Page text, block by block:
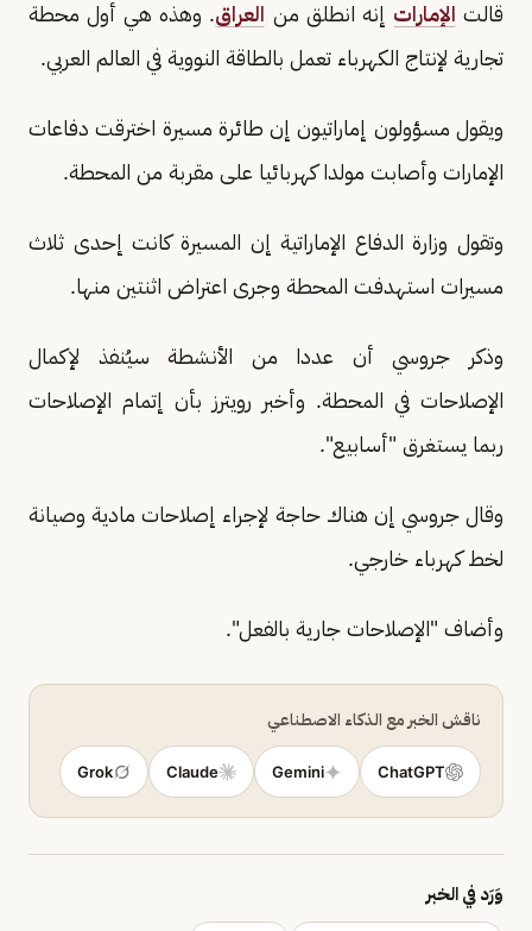
قالت الإمارات إنه انطلق من العراق. وهذه هي أول محطة
تجارية لإنتاج الكهرباء تعمل بالطاقة النووية في العالم العربي.
ويقول مسؤولون إماراتيون إن طائرة مسيرة اخترقت دفاعات
الإمارات وأصابت مولدا كهربائيا على مقربة من المحطة.
وتقول وزارة الدفاع الإماراتية إن المسيرة كانت إحدى ثلاث
مسيرات استهدفت المحطة وجرى اعتراض اثنتين منها.
وذكر جروسي أن عددا من الأنشطة سيُنفذ لإكمال
الإصلاحات في المحطة. وأخبر رويترز بأن إتمام الإصلاحات
ربما يستغرق "أسابيع".
وقال جروسي إن هناك حاجة لإجراء إصلاحات مادية وصيانة
لخط كهرباء خارجي.
وأضاف "الإصلاحات جارية بالفعل".
ناقش الخبر مع الذكاء الاصطناعي
ChatGPT
Gemini
Claude
Grok
وَرَد في الخبر